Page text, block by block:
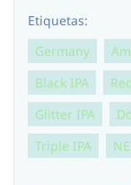
Etiquetas:
Germany
Black IPA
Glitter IPA
Triple IPA